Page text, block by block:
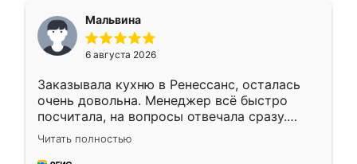
Мальвина
6 августа 2026
Заказывала кухню в Ренессанс, осталась
очень довольна. Менеджер всё быстро
посчитала, на вопросы отвечала сразу.
Замерщик приехал в субботу, подошёл к
делу со всей ответственностью. Собрали
Читать полностью